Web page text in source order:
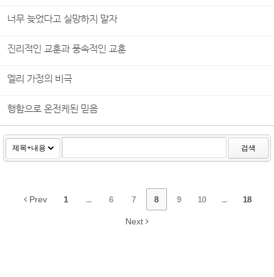
너무 늦었다고 실망하지 말자
진리적인 교훈과 풍속적인 교훈
엘리 가정의 비극
행함으로 온전케된 믿음
검색
Prev 1 ... 6 7 8 9 10 ... 18
Next